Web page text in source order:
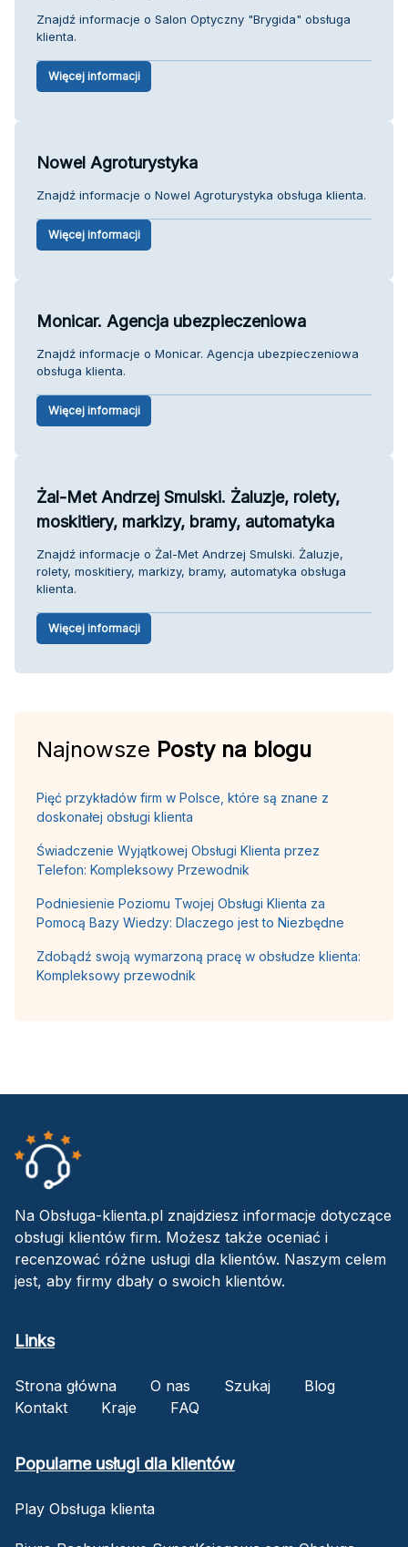
Znajdź informacje o Salon Optyczny "Brygida" obsługa
klienta.
Więcej informacji
Nowel Agroturystyka
Znajdź informacje o Nowel Agroturystyka obsługa klienta.
Więcej informacji
Monicar. Agencja ubezpieczeniowa
Znajdź informacje o Monicar. Agencja ubezpieczeniowa
obsługa klienta.
Więcej informacji
Żal-Met Andrzej Smulski. Żaluzje, rolety,
moskitiery, markizy, bramy, automatyka
Znajdź informacje o Żal-Met Andrzej Smulski. Żaluzje,
rolety, moskitiery, markizy, bramy, automatyka obsługa
klienta.
Więcej informacji
Najnowsze Posty na blogu
Pięć przykładów firm w Polsce, które są znane z
doskonałej obsługi klienta
Świadczenie Wyjątkowej Obsługi Klienta przez
Telefon: Kompleksowy Przewodnik
Podniesienie Poziomu Twojej Obsługi Klienta za
Pomocą Bazy Wiedzy: Dlaczego jest to Niezbędne
Zdobądź swoją wymarzoną pracę w obsłudze klienta:
Kompleksowy przewodnik
Na Obsługa-klienta.pl znajdziesz informacje dotyczące
obsługi klientów firm. Możesz także oceniać i
recenzować różne usługi dla klientów. Naszym celem
jest, aby firmy dbały o swoich klientów.
Links
Strona główna O nas Szukaj
Blog
Kontakt
Kraje FAQ
Popularne usługi dla klientów
Play Obsługa klienta